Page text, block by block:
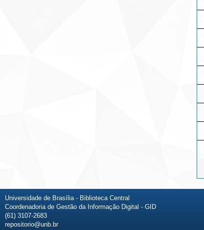
Universidade de Brasília - Biblioteca Central
Coordenadoria de Gestão da Informação Digital - GID
(61) 3107-2683
repositorio@unb.br